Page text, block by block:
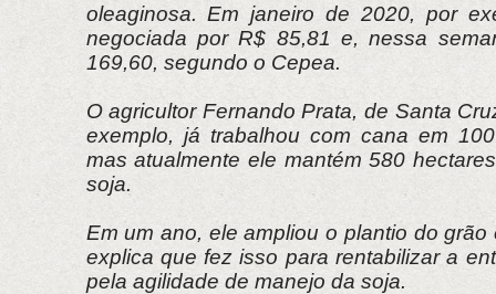
oleaginosa. Em janeiro de 2020, por
negociada por R$ 85,81 e, nessa
169,60, segundo o Cepea.
O agricultor Fernando Prata, de Santa
exemplo, já trabalhou com cana em
mas atualmente ele mantém 580
soja.
Em um ano, ele ampliou o plantio do
explica que fez isso para rentabilizar a
pela agilidade de manejo da soja.